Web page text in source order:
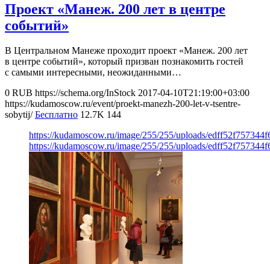
Проект «Манеж. 200 лет в центре
событий»
В Центральном Манеже проходит проект «Манеж. 200 лет
в центре событий», который призван познакомить гостей
с самыми интересными, неожиданными…
0 RUB https://schema.org/InStock 2017-04-10T21:19:00+03:00
https://kudamoscow.ru/event/proekt-manezh-200-let-v-tsentre-
sobytij/ Бесплатно 12.7K 144
https://kudamoscow.ru/image/255/255/uploads/
https://kudamoscow.ru/image/255/255/uploads/